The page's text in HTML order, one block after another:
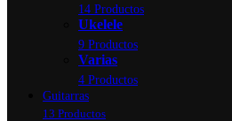
14 Productos
Ukelele
9 Productos
Varias
4 Productos
Guitarras
13 Productos